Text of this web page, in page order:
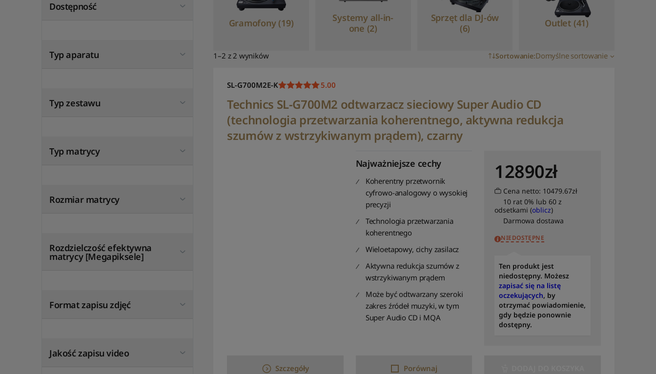
Dostępność
Typ aparatu
Typ zestawu
Typ matrycy
Rozmiar matrycy
Rozdzielczość efektywna
matrycy [Megapiksele]
Format zapisu zdjęć
Jakość zapisu video
Gramofony (19)
Systemy all-in-
one (2)
Sprzęt dla DJ-ów
(6)
Outlet (41)
Sortowanie:
Sortuj wg średniej
oceny
Sortuj po cenie od
najwyższej
Sortuj po nazwie: od A
do Z
to A
do Z
Sortuj po modelu: od Z
do A
Sortuj według
dostępności
Domyślne sortowanie
1–2 z 2 wyników
SL-G700M2E-K 5.00
Technics SL-G700M2 odtwarzacz sieciowy Super Audio CD
(technologia przetwarzania koherentnego, aktywna redukcja
szumów z wstrzykiwanym prądem), czarny
Najważniejsze cechy
Koherentny przetwornik
cyfrowo-analogowy o wysokiej
precyzji
Technologia przetwarzania
koherentnego
Wieloetapowy, cichy zasilacz
Aktywna redukcja szumów z
wstrzykiwanym prądem
Może być odtwarzany szeroki
zakres źródeł muzyki, w tym
Super Audio CD i MQA
12890zł
Cena netto: 10479.67zł
10 rat 0% lub 60 z
odsetkami (oblicz)
Darmowa dostawa
NIEDOSTĘPNE
Ten produkt jest
niedostępny. Możesz
zapisać się na listę
oczekujących, by
otrzymać powiadomienie,
gdy będzie ponownie
dostępny.
Szczegóły Porównaj